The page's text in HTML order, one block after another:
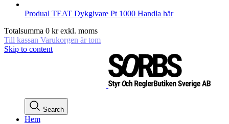
Produal TEAT Dykgivare Pt 1000 Handla här
Totalsumma 0 kr exkl. moms
Till kassan Varukorgen är tom
Skip to content
Search
Hem